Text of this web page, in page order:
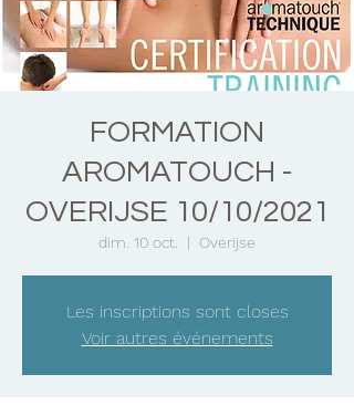
FORMATION
AROMATOUCH -
OVERIJSE 10/10/2021
dim. 10 oct.
  |
Overijse
Les inscriptions sont closes
Voir autres événements